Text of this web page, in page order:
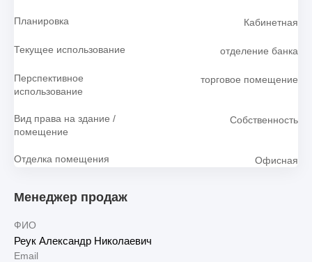
Планировка Кабинетная
Текущее использование отделение банка
Перспективное
использование
торговое помещение
Вид права на здание /
помещение
Собственность
Отделка помещения Офисная
Менеджер продаж
ФИО
Реук Александр Николаевич
Email